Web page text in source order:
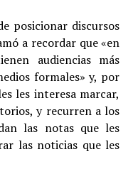
posicionar discursos
a recordar que «en
audiencias más
formales» y, por
les interesa marcar,
y recurren a los
las notas que les
las noticias que les